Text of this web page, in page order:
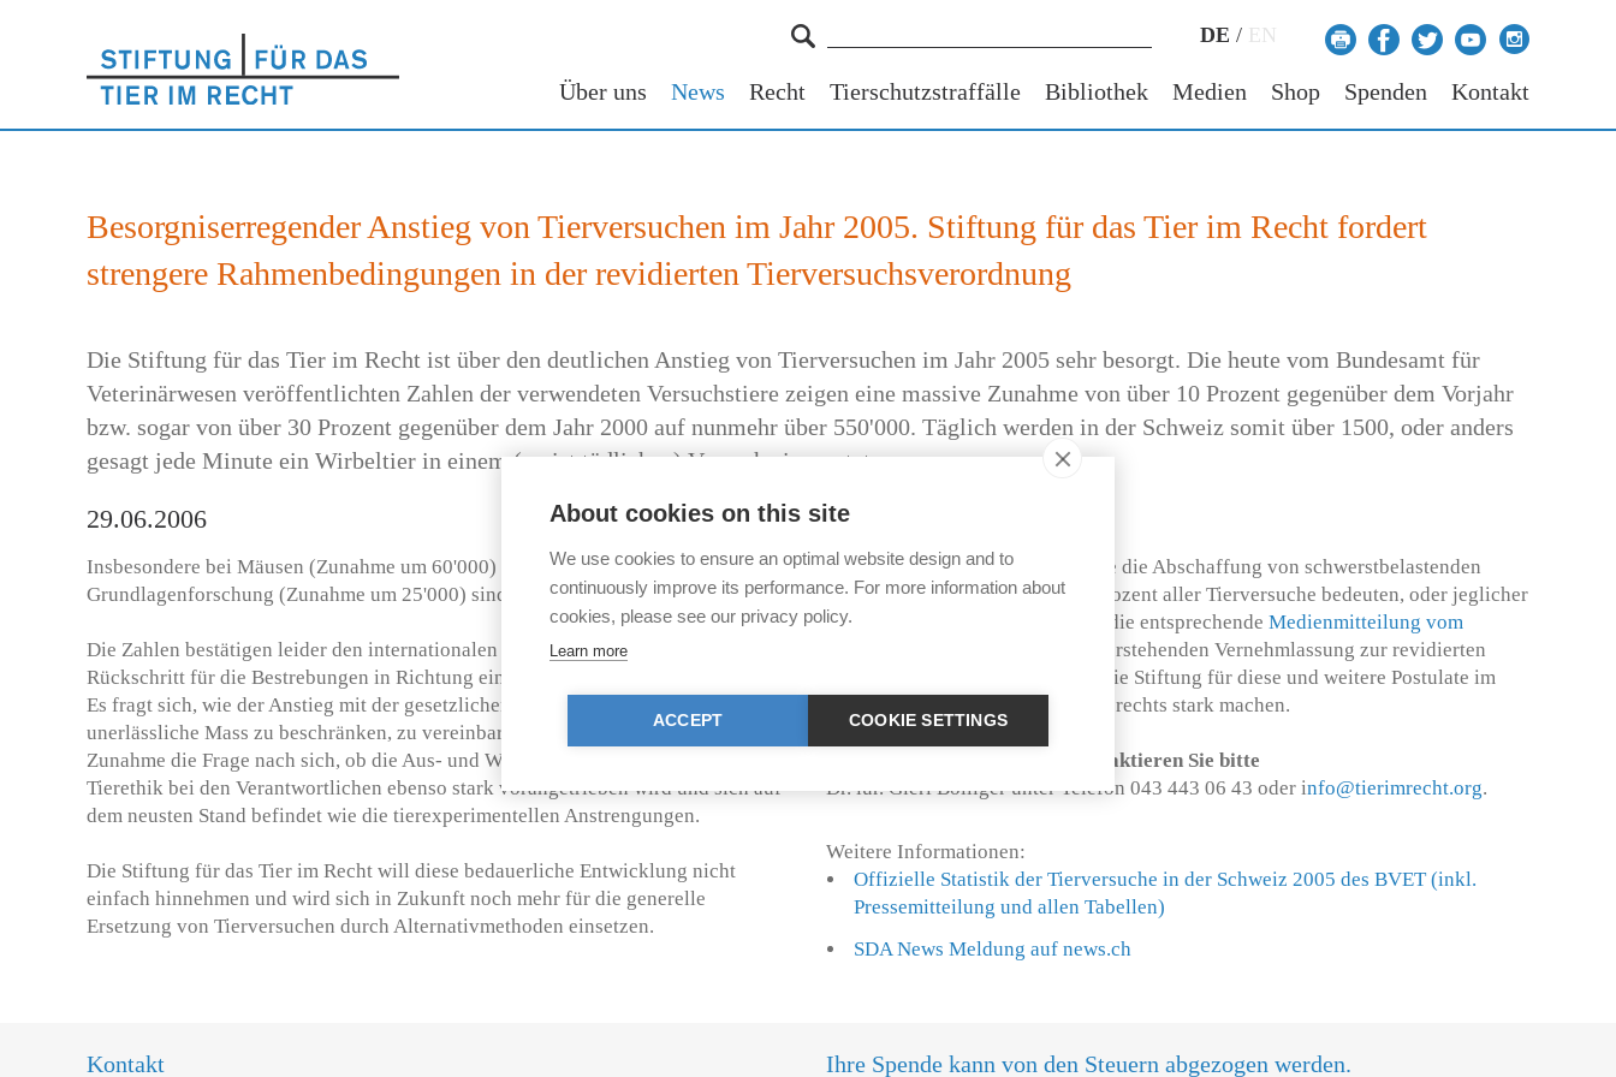
DE / EN
Über uns News Recht Tierschutzstraffälle Bibliothek Medien Shop Spenden Kontakt
Besorgniserregender Anstieg von Tierversuchen im Jahr 2005. Stiftung für das Tier im Recht fordert
strengere Rahmenbedingungen in der revidierten Tierversuchsverordnung
Die Stiftung für das Tier im Recht ist über den deutlichen Anstieg von Tierversuchen im Jahr 2005 sehr besorgt. Die heute vom Bundesamt für
Veterinärwesen veröffentlichten Zahlen der verwendeten Versuchstiere zeigen eine massive Zunahme von über 10 Prozent gegenüber dem Vorjahr
bzw. sogar von über 30 Prozent gegenüber dem Jahr 2000 auf nunmehr über 550'000. Täglich werden in der Schweiz somit über 1500, oder anders
gesagt jede Minute ein Wirbeltier in einem (meist tödlichen) Versuch eingesetzt.
29.06.2006
Insbesondere bei Mäusen (Zunahme um 60'000) und im Bereich der
Grundlagenforschung (Zunahme um 25'000) sind hohe Anstiege zu verzeichnen.
Die Zahlen bestätigen leider den internationalen Trend und bedeuten einen herben
Rückschritt für die Bestrebungen in Richtung einer versuchstierfreien Forschung.
Es fragt sich, wie der Anstieg mit der gesetzlichen Pflicht, Tierversuche auf das
unerlässliche Mass zu beschränken, zu vereinbaren sind. Auch zieht die erneute
Zunahme die Frage nach sich, ob die Aus- und Weiterbildung im Bereich der
Tierethik bei den Verantwortlichen ebenso stark vorangetrieben wird und sich auf
dem neusten Stand befindet wie die tierexperimentellen Anstrengungen.
Die Stiftung für das Tier im Recht will diese bedauerliche Entwicklung nicht
einfach hinnehmen und wird sich in Zukunft noch mehr für die generelle
Ersetzung von Tierversuchen durch Alternativmethoden einsetzen.
Konkret fordert sie beispielsweise die Abschaffung von schwerstbelastenden
Versuchen, die noch immer 3,5 Prozent aller Tierversuche bedeuten, oder jeglicher
Experimente mit Primaten (siehe die entsprechende Medienmitteilung vom
). Im Rahmen der bevorstehenden Vernehmlassung zur revidierten
Tierschutzverordnung wird sich die Stiftung für diese und weitere Postulate im
Sinne eines strengen Tierversuchsrechts stark machen.
Für weitere Informationen kontaktieren Sie bitte
Dr. iur. Gieri Bolliger unter Telefon 043 443 06 43 oder info@tierimrecht.org.
Weitere Informationen:
Offizielle Statistik der Tierversuche in der Schweiz 2005 des BVET (inkl.
Pressemitteilung und allen Tabellen)
SDA News Meldung auf news.ch
Kontakt Ihre Spende kann von den Steuern abgezogen werden.
About cookies on this site
We use cookies to ensure an optimal website design and to
continuously improve its performance. For more information about
cookies, please see our privacy policy.
Learn more
ACCEPT COOKIE SETTINGS